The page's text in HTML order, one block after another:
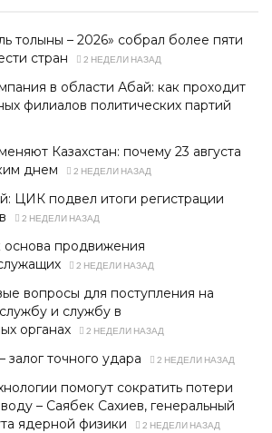
толқыны – 2026» собрал более пяти
стран
2 НЕДЕЛИ НАЗАД
в области Абай: как проходит
филиалов политических партий
Казахстан: почему 23 августа
днем
2 НЕДЕЛИ НАЗАД
ЦИК подвел итоги регистрации
2 НЕДЕЛИ НАЗАД
основа продвижения
2 НЕДЕЛИ НАЗАД
вопросы для поступления на
и службу в
органах
2 НЕДЕЛИ НАЗАД
точного удара 2 НЕДЕЛИ НАЗАД
помогут сократить потери
– Саябек Сахиев, генеральный
ядерной физики
2 НЕДЕЛИ НАЗАД